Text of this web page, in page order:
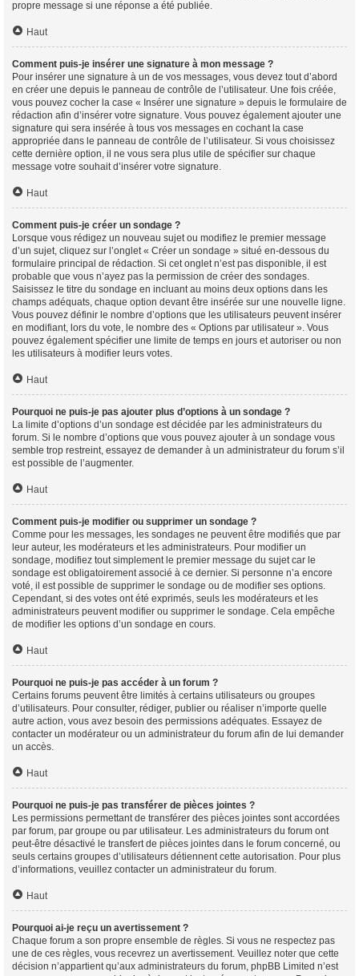
propre message si une réponse a été publiée.
Haut
Comment puis-je insérer une signature à mon message ?
Pour insérer une signature à un de vos messages, vous devez tout d’abord
en créer une depuis le panneau de contrôle de l’utilisateur. Une fois créée,
vous pouvez cocher la case « Insérer une signature » depuis le formulaire de
rédaction afin d’insérer votre signature. Vous pouvez également ajouter une
signature qui sera insérée à tous vos messages en cochant la case
appropriée dans le panneau de contrôle de l’utilisateur. Si vous choisissez
cette dernière option, il ne vous sera plus utile de spécifier sur chaque
message votre souhait d’insérer votre signature.
Haut
Comment puis-je créer un sondage ?
Lorsque vous rédigez un nouveau sujet ou modifiez le premier message
d’un sujet, cliquez sur l’onglet « Créer un sondage » situé en-dessous du
formulaire principal de rédaction. Si cet onglet n’est pas disponible, il est
probable que vous n’ayez pas la permission de créer des sondages.
Saisissez le titre du sondage en incluant au moins deux options dans les
champs adéquats, chaque option devant être insérée sur une nouvelle ligne.
Vous pouvez définir le nombre d’options que les utilisateurs peuvent insérer
en modifiant, lors du vote, le nombre des « Options par utilisateur ». Vous
pouvez également spécifier une limite de temps en jours et autoriser ou non
les utilisateurs à modifier leurs votes.
Haut
Pourquoi ne puis-je pas ajouter plus d’options à un sondage ?
La limite d’options d’un sondage est décidée par les administrateurs du
forum. Si le nombre d’options que vous pouvez ajouter à un sondage vous
semble trop restreint, essayez de demander à un administrateur du forum s’il
est possible de l’augmenter.
Haut
Comment puis-je modifier ou supprimer un sondage ?
Comme pour les messages, les sondages ne peuvent être modifiés que par
leur auteur, les modérateurs et les administrateurs. Pour modifier un
sondage, modifiez tout simplement le premier message du sujet car le
sondage est obligatoirement associé à ce dernier. Si personne n’a encore
voté, il est possible de supprimer le sondage ou de modifier ses options.
Cependant, si des votes ont été exprimés, seuls les modérateurs et les
administrateurs peuvent modifier ou supprimer le sondage. Cela empêche
de modifier les options d’un sondage en cours.
Haut
Pourquoi ne puis-je pas accéder à un forum ?
Certains forums peuvent être limités à certains utilisateurs ou groupes
d’utilisateurs. Pour consulter, rédiger, publier ou réaliser n’importe quelle
autre action, vous avez besoin des permissions adéquates. Essayez de
contacter un modérateur ou un administrateur du forum afin de lui demander
un accès.
Haut
Pourquoi ne puis-je pas transférer de pièces jointes ?
Les permissions permettant de transférer des pièces jointes sont accordées
par forum, par groupe ou par utilisateur. Les administrateurs du forum ont
peut-être désactivé le transfert de pièces jointes dans le forum concerné, ou
seuls certains groupes d’utilisateurs détiennent cette autorisation. Pour plus
d’informations, veuillez contacter un administrateur du forum.
Haut
Pourquoi ai-je reçu un avertissement ?
Chaque forum a son propre ensemble de règles. Si vous ne respectez pas
une de ces règles, vous recevrez un avertissement. Veuillez noter que cette
décision n’appartient qu’aux administrateurs du forum, phpBB Limited n’est